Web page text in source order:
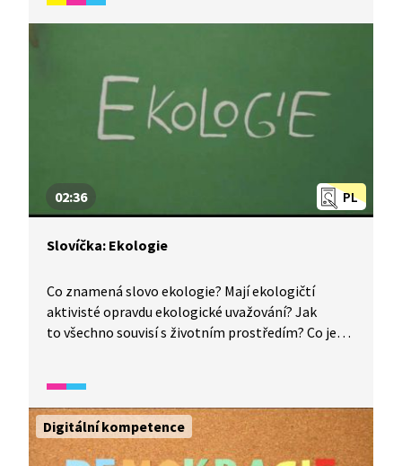
pro začátečníky mladšího školního věku.
PL
02:36
Slovíčka: Ekologie
Co znamená slovo ekologie? Mají ekologičtí
aktivisté opravdu ekologické uvažování? Jak
to všechno souvisí s životním prostředím? Co je
doplňková aktivita k výuce češtiny pro cizince.
Úryvek spadá do širšího okruhu videí, které se
zaměřují na rozvoj odborné slovní zásoby. Je
vhodné pro žáky s dobrou komunikativní znalostí
Digitální kompetence